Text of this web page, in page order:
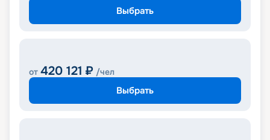
Выбрать
от 420 121 ₽ /чел
Выбрать